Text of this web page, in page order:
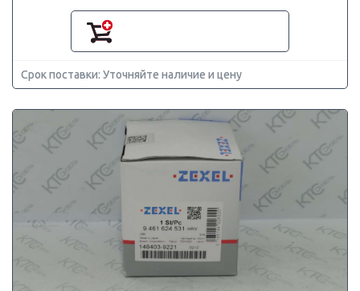
Срок поставки: Уточняйте наличие и цену